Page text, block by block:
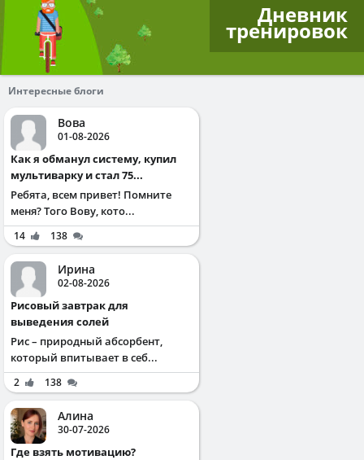
Дневник
тренировок
Интересные блоги
Вова
01-08-2026
Как я обманул систему, купил
мультиварку и стал 75...
Ребята, всем привет! Помните
меня? Того Вову, кото...
14 138
Ирина
02-08-2026
Рисовый завтрак для
выведения солей
Рис – природный абсорбент,
который впитывает в себ...
2 138
Алина
30-07-2026
Где взять мотивацию?